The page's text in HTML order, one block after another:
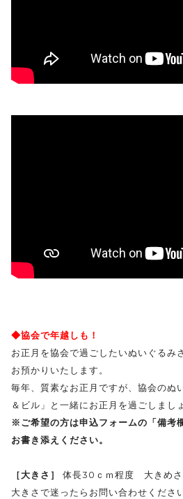
◆協会で年越しも！
お正月を協会で過ごしたいぬいぐるみ
お預かりいたします。
毎年、質素なお正月ですが、協会のぬ
＆ビル」と一緒にお正月を過ごしまし
※ご希望の方は申込フォームの「備考
お書き添えください。
［大きさ］
体長30ｃｍ程度 大きめさ
大きさで迷ったらお問い合わせくださ